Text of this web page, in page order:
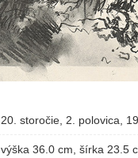
20. storočie, 2. polovica,
výška 36.0 cm, šírka 23.5